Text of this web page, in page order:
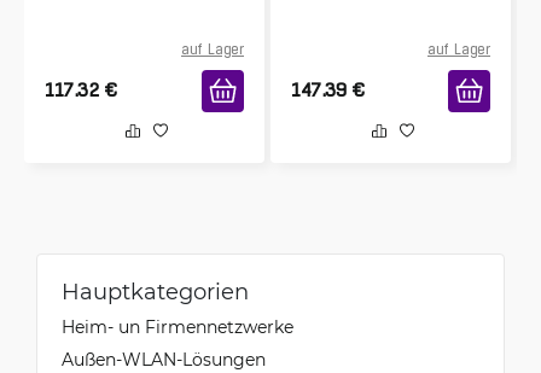
auf Lager
117.32 €
auf Lager
147.39 €
Hauptkategorien
Heim- un Firmennetzwerke
Außen-WLAN-Lösungen